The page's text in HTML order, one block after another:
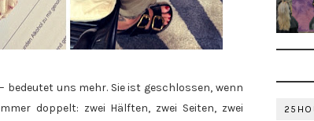
uns mehr. Sie ist geschlossen, wenn
doppelt: zwei Hälften, zwei Seiten, zwei